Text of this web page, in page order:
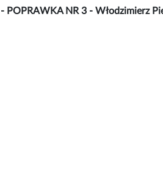
POPRAWKA NR 3 - Włodzimierz